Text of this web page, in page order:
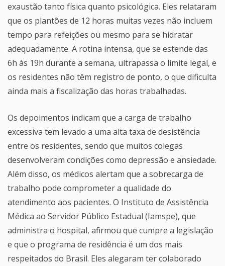
exaustão tanto física quanto psicológica. Eles relataram
que os plantões de 12 horas muitas vezes não incluem
tempo para refeições ou mesmo para se hidratar
adequadamente. A rotina intensa, que se estende das
6h às 19h durante a semana, ultrapassa o limite legal, e
os residentes não têm registro de ponto, o que dificulta
ainda mais a fiscalização das horas trabalhadas.
Os depoimentos indicam que a carga de trabalho
excessiva tem levado a uma alta taxa de desistência
entre os residentes, sendo que muitos colegas
desenvolveram condições como depressão e ansiedade.
Além disso, os médicos alertam que a sobrecarga de
trabalho pode comprometer a qualidade do
atendimento aos pacientes. O Instituto de Assistência
Médica ao Servidor Público Estadual (Iamspe), que
administra o hospital, afirmou que cumpre a legislação
e que o programa de residência é um dos mais
respeitados do Brasil. Eles alegaram ter colaborado